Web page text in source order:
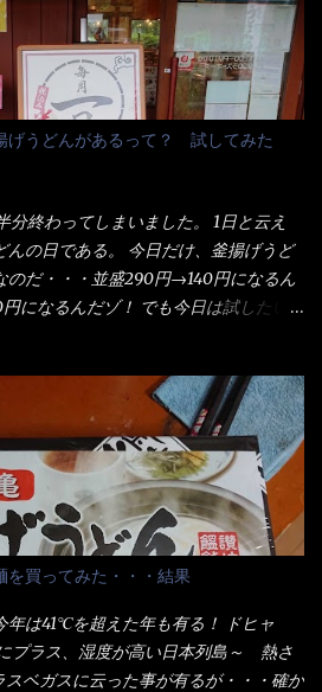
げうどんがあるって？ 試してみた
終わってしまいました。 1日と云え
んの日である。 今日だけ、釜揚げうど
のだ・・・並盛290円→140円になるん
になるんだゾ！ でも今日は試したい
るまで湯に浸かっているわけで、最
かコシが違う！ だったら湯なんか要
後の麺だけいいよ！となるでしょ
ら、やっぱり＜湯無し＞注文は、裏注
それと店員によっては、理解出来ない
こでランチ混雑前に、行くのが店への
に入り・・・『釜揚げうどん得を湯ナ
にいたオッサン店員はキョトンとし
く理解していないな） すると茹で方
いい！！』とオッサンを向こうへやっ
意してうどんだけ入れて出して来まし
買ってみた・・・結果
は41℃を超えた年も有る！ ドヒャ
プラス、湿度が高い日本列島～ 熱さ
スベガスに云った事が有るが・・・確か